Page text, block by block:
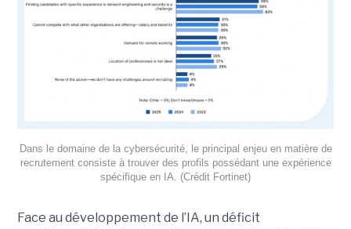
Dans le domaine de la cybersécurité, le principal enjeu en matière de
recrutement consiste à trouver des profils possédant une expérience
spécifique en IA. (Crédit Fortinet)
Face au développement de l’IA, un déficit